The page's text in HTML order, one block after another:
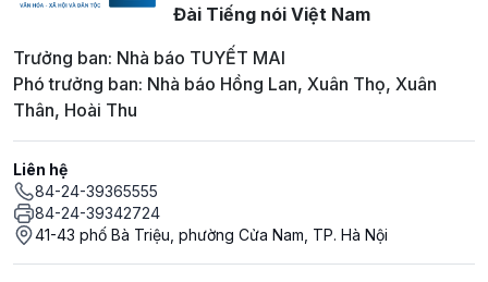
Đài Tiếng nói Việt Nam
Trưởng ban: Nhà báo TUYẾT MAI
Phó trưởng ban: Nhà báo Hồng Lan, Xuân Thọ, Xuân
Thân, Hoài Thu
Liên hệ
84-24-39365555
84-24-39342724
41-43 phố Bà Triệu, phường Cửa Nam, TP. Hà Nội